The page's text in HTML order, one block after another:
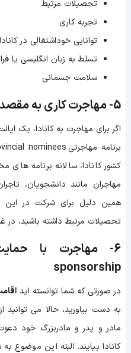
تحصیلات مرتبط
تجربه کاری
توانایی خوداشتغالی در کانادا
تسلط به زبان انگلیسی یا
سلامت جسمانی
5- مهاجرت کاری به مقصد یک ایالت خاص | PNP
اگر برای مهاجرت به کانادا، یک
کشور کانادا، سالانه برنامه
مهاجران مانند دانشجویان،
همین دلیل برای شرکت در
تحصیلات مرتبط داشته باشید، در
sponsorship
در صورتی که شما توانسته اید
مادر و پدر و مادربزرگ خود
کانادا بیایند. البته این